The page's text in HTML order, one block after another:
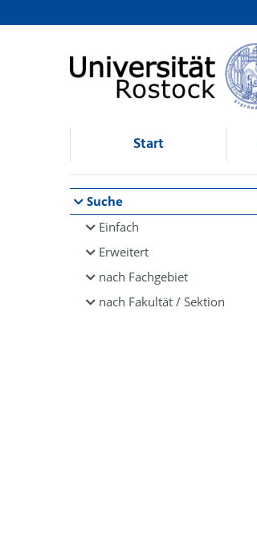
Browsen
direkt zum Inhalt
Start
Suche
Einfach
Erweitert
nach Fachgebiet
nach Fakultät / Sektion